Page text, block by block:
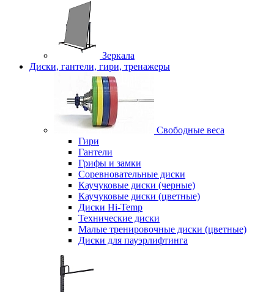
Зеркала
Диски, гантели, гири, тренажеры
Свободные веса
Гири
Гантели
Грифы и замки
Соревновательные диски
Каучуковые диски (черные)
Каучуковые диски (цветные)
Диски Hi-Temp
Технические диски
Малые тренировочные диски (цветные)
Диски для пауэрлифтинга